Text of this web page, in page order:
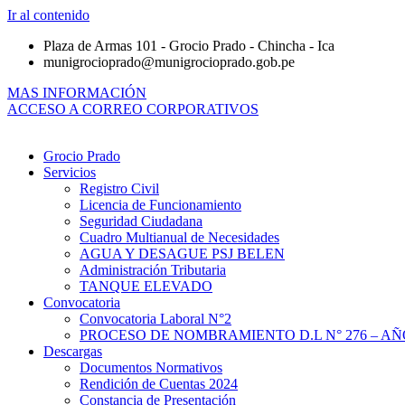
Ir al contenido
Plaza de Armas 101 - Grocio Prado - Chincha - Ica
munigrocioprado@munigrocioprado.gob.pe
MAS INFORMACIÓN
ACCESO A CORREO CORPORATIVOS
Grocio Prado
Servicios
Registro Civil
Licencia de Funcionamiento
Seguridad Ciudadana
Cuadro Multianual de Necesidades
AGUA Y DESAGUE PSJ BELEN
Administración Tributaria
TANQUE ELEVADO
Convocatoria
Convocatoria Laboral N°2
PROCESO DE NOMBRAMIENTO D.L N° 276 –
Descargas
Documentos Normativos
Rendición de Cuentas 2024
Constancia de Presentación